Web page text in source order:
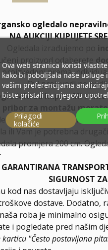
ogledalo
NA AUKCIJI KUPUJETE
proizvod odaberete
proizvedeni prema
Ovi proizvodi ne
za kupce. Mi
za montažu
preporučujemo da
ili Vam je potrebna
promjera 200 cm.
SIGURNOST
kod nas dostavljaju
dostave.
roba je minimalno
i pogledate pred našim
karticu "Često postavljana
Ova web stranica koristi
kako bi poboljšala naše usluge
vašim preferencijama
biste pristali na njegovu
Prilagodi
kolačiće